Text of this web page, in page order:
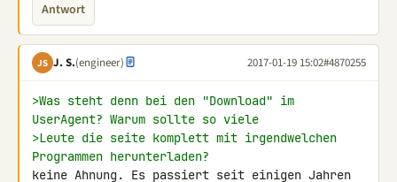
Antwort
JS J. S.(engineer) 2017-01-19 15:02#4870255
>Was steht denn bei den "Download" im
UserAgent? Warum sollte so viele
>Leute die seite komplett mit irgendwelchen
Programmen herunterladen?
keine Ahnung. Es passiert seit einigen Jahren